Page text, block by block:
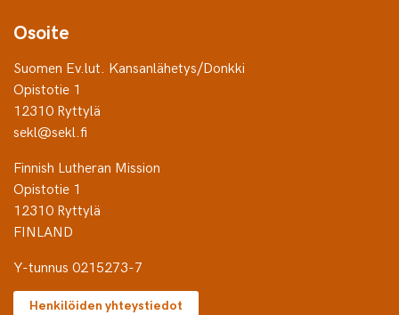
Osoite
Suomen Ev.lut. Kansanlähetys/Donkki
Opistotie 1
12310 Ryttylä
sekl@sekl.fi
Finnish Lutheran Mission
Opistotie 1
12310 Ryttylä
FINLAND
Y-tunnus 0215273-7
Henkilöiden yhteystiedot